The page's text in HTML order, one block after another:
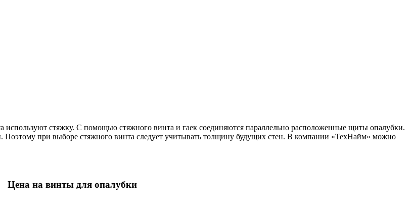
используют стяжку. С помощью стяжного винта и гаек соединяются параллельно расположенные щиты опалубки.
при выборе стяжного винта следует учитывать толщину будущих стен. В компании «ТехНайм» можно
Цена на винты для опалубки